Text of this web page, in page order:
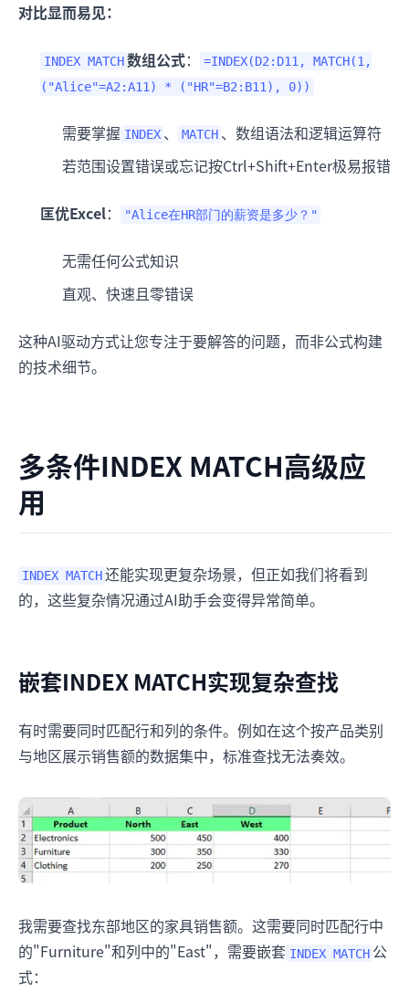
对比显而易见：
INDEX MATCH 数组公式：
=INDEX(D2:D11, MATCH(1,
("Alice"=A2:A11) * ("HR"=B2:B11), 0))
需要掌握 INDEX 、 MATCH 、数组语法和逻辑运算符
若范围设置错误或忘记按Ctrl+Shift+Enter极易报错
匡优Excel： "Alice在HR部门的薪资是多少？"
无需任何公式知识
直观、快速且零错误
这种AI驱动方式让您专注于要解答的问题，而非公式构建
的技术细节。
多条件INDEX MATCH高级应
用
INDEX MATCH 还能实现更复杂场景，但正如我们将看到
的，这些复杂情况通过AI助手会变得异常简单。
嵌套INDEX MATCH实现复杂查找
有时需要同时匹配行和列的条件。例如在这个按产品类别
与地区展示销售额的数据集中，标准查找无法奏效。
我需要查找东部地区的家具销售额。这需要同时匹配行中
的"Furniture"和列中的"East"，需要嵌套 INDEX MATCH 公
式：